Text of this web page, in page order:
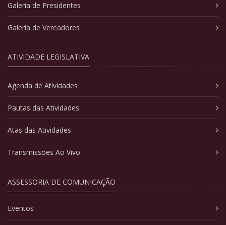
Galeria de Presidentes
Galeria de Vereadores
ATIVIDADE LEGISLATIVA
Agenda de Atividades
Pautas das Atividades
Atas das Atividades
Transmissões Ao Vivo
ASSESSORIA DE COMUNICAÇÃO
Eventos